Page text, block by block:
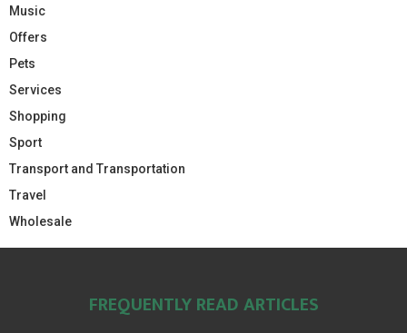
Music
Offers
Pets
Services
Shopping
Sport
Transport and Transportation
Travel
Wholesale
FREQUENTLY READ ARTICLES